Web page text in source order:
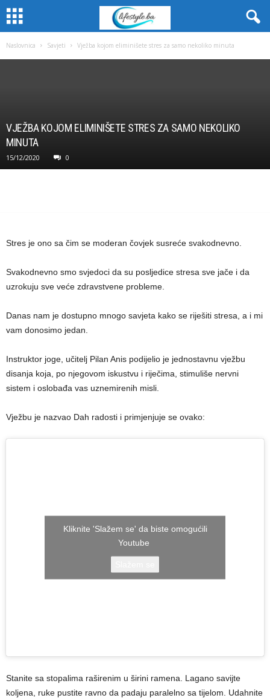
Naslovnica Savjeti Vježba kojom eliminišete stres za samo nekoliko minuta
VJEŽBA KOJOM ELIMINIŠETE STRES ZA SAMO NEKOLIKO
MINUTA
15/12/2020 0
Stres je ono sa čim se moderan čovjek susreće svakodnevno.
Svakodnevno smo svjedoci da su posljedice stresa sve jače i da
uzrokuju sve veće zdravstvene probleme.
Danas nam je dostupno mnogo savjeta kako se riješiti stresa, a i mi
vam donosimo jedan.
Instruktor joge, učitelj Pilan Anis podijelio je jednostavnu vježbu
disanja koja, po njegovom iskustvu i riječima, stimuliše nervni
sistem i oslobađa vas uznemirenih misli.
Vježbu je nazvao Dah radosti i primjenjuje se ovako:
Kliknite 'Slažem se' da biste omogućili
Youtube
Stanite sa stopalima raširenim u širini ramena. Lagano savijte
koljena, ruke pustite ravno da padaju paralelno sa tijelom. Udahnite